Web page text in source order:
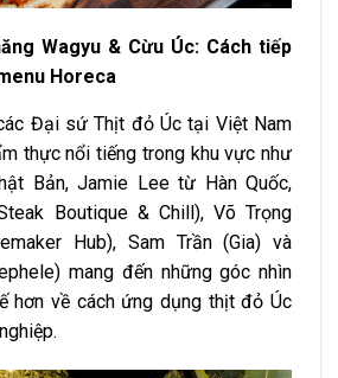
Wagyu & Cừu Úc: Cách tiếp
Horeca
Đại sứ Thịt đỏ Úc tại Việt Nam
thực nổi tiếng trong khu vực như
Bản, Jamie Lee từ Hàn Quốc,
Boutique & Chill), Võ Trọng
Hub), Sam Trần (Gia) và
mang đến những góc nhìn
hơn về cách ứng dụng thịt đỏ Úc